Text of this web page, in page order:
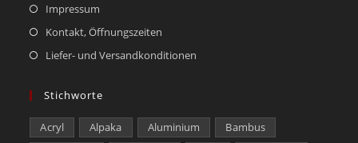
Impressum
Kontakt, Öffnungszeiten
Liefer- und Versandkonditionen
Stichworte
Acryl Alpaka Aluminium
Bambus